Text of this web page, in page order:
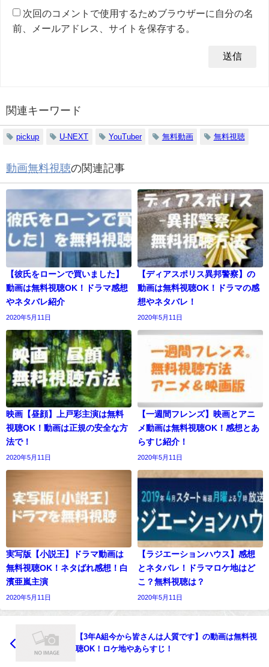
次回のコメントで使用するためブラウザーに自分の名
前、メールアドレス、サイトを保存する。
関連キーワード
pickup U-NEXT YouTuber 無料動画 無料視聴
動画無料視聴の関連記事
【彼氏をローンで買いました】
動画は無料視聴OK！ドラマ感想
やネタバレ紹介
2020年5月11日
【ディアスポリス異邦警察】の
動画は無料視聴OK！ドラマの感
想やネタバレ！
2020年5月11日
映画【昼顔】上戸彩主演は無料
視聴OK！動画は正規の安全な方
法で！
2020年5月11日
【一週間フレンズ】映画とアニ
メ動画は無料視聴OK！感想とあ
らすじ紹介！
2020年5月11日
実写版【小説王】ドラマ動画は
無料視聴OK！ネタばれ感想！白
濱亜嵐主演
2020年5月11日
【ラジエーションハウス】感想
とネタバレ！ドラマロケ地はど
こ？無料視聴は？
2020年5月11日
【3年A組今から皆さんは人質です】の動画は無料視
聴OK！ロケ地やあらすじ！